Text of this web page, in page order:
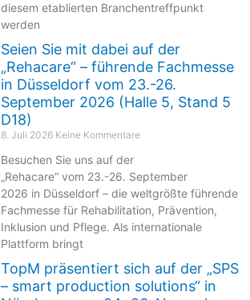
diesem etablierten Branchentreffpunkt
werden
Seien Sie mit dabei auf der
„Rehacare“ – führende Fachmesse
in Düsseldorf vom 23.-26.
September 2026 (Halle 5, Stand 5
D18)
8. Juli 2026 Keine Kommentare
Besuchen Sie uns auf der
„Rehacare“ vom 23.-26. September
2026 in Düsseldorf – die weltgrößte führende
Fachmesse für Rehabilitation, Prävention,
Inklusion und Pflege. Als internationale
Plattform bringt
TopM präsentiert sich auf der „SPS
– smart production solutions“ in